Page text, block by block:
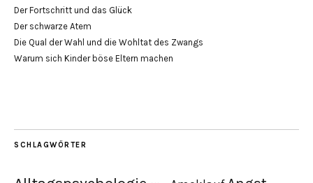
Der Fortschritt und das Glück
Der schwarze Atem
Die Qual der Wahl und die Wohltat des Zwangs
Warum sich Kinder böse Eltern machen
SCHLAGWÖRTER